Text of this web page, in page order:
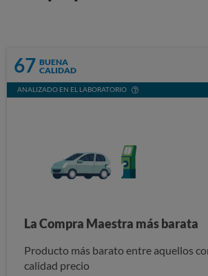
67 BUENA
CALIDAD
ANALIZADO EN EL LABORATORIO
La Compra Maestra más barata
Producto más barato entre aquellos
calidad precio